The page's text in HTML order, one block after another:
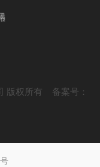
版权所有 备案号：